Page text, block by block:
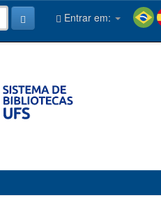
Entrar em: